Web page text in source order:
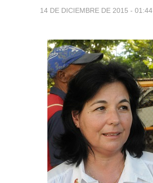
14 DE DICIEMBRE DE 2015 - 01:44